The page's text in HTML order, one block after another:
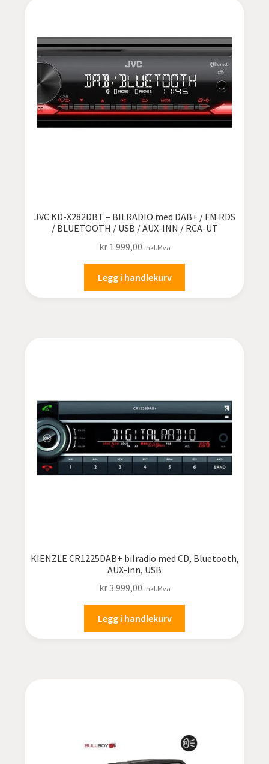
JVC KD-X282DBT – BILRADIO med DAB+ / FM RDS
/ BLUETOOTH / USB / AUX-INN / RCA-UT
kr1.999,00 inkl.Mva
Legg i handlekurv
KIENZLE CR1225DAB+ bilradio med CD, Bluetooth,
AUX-inn, USB
kr3.999,00 inkl.Mva
Legg i handlekurv